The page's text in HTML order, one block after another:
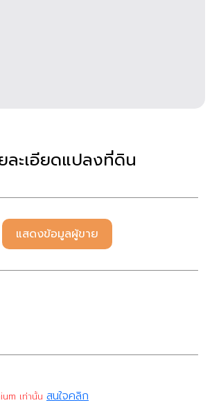
ละเอียดแปลงที่ดิน
แสดงข้อมูลผู้ขาย
เท่านั้น สนใจคลิก